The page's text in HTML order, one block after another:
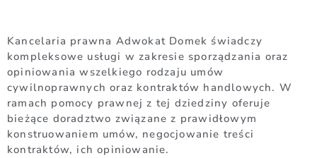
Kancelaria prawna Adwokat Domek świadczy
kompleksowe usługi w zakresie sporządzania oraz
opiniowania wszelkiego rodzaju umów
cywilnoprawnych oraz kontraktów handlowych. W
ramach pomocy prawnej z tej dziedziny oferuje
bieżące doradztwo związane z prawidłowym
konstruowaniem umów, negocjowanie treści
kontraktów, ich opiniowanie.